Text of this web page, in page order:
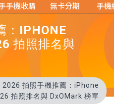
：IPHONE
拍照排名與
2026 拍照手機推薦：iPhone
拍照排名與 DxOMark 榜單
手機收購 無卡分期 手機